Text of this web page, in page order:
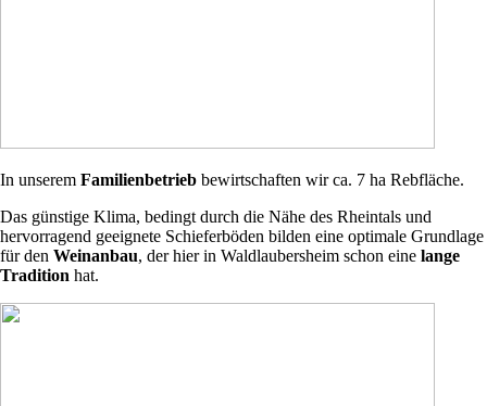
In unserem Familienbetrieb bewirtschaften wir ca. 7 ha Rebfläche.
Das günstige Klima, bedingt durch die Nähe des Rheintals und
hervorragend geeignete Schieferböden bilden eine optimale Grundlage
für den Weinanbau, der hier in Waldlaubersheim schon eine lange
Tradition hat.